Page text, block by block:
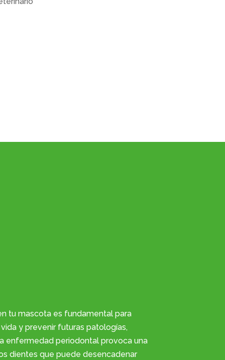
tu mascota es fundamental para
y prevenir futuras patologías,
enfermedad periodontal provoca una
dientes que puede desencadenar